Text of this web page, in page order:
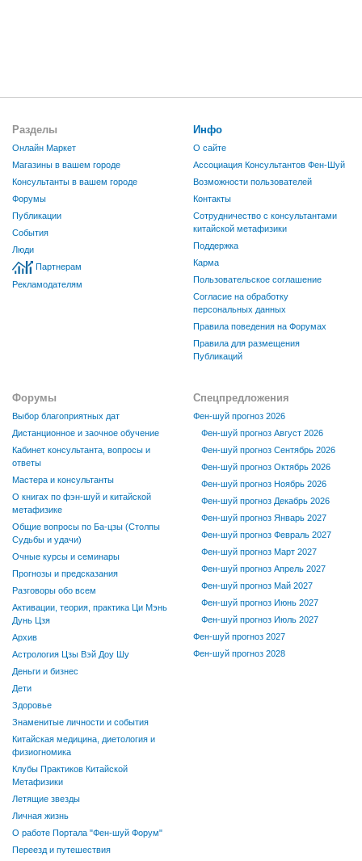
Разделы
Онлайн Маркет
Магазины в вашем городе
Консультанты в вашем городе
Форумы
Публикации
События
Люди
Партнерам
Рекламодателям
Инфо
О сайте
Ассоциация Консультантов Фен-Шуй
Возможности пользователей
Контакты
Сотрудничество с консультантами
китайской метафизики
Поддержка
Карма
Пользовательское соглашение
Согласие на обработку
персональных данных
Правила поведения на Форумах
Правила для размещения
Публикаций
Форумы
Выбор благоприятных дат
Дистанционное и заочное обучение
Кабинет консультанта, вопросы и
ответы
Мастера и консультанты
О книгах по фэн-шуй и китайской
метафизике
Общие вопросы по Ба-цзы (Столпы
Судьбы и удачи)
Очные курсы и семинары
Прогнозы и предсказания
Разговоры обо всем
Активации, теория, практика Ци Мэнь
Дунь Цзя
Архив
Астрология Цзы Вэй Доу Шу
Деньги и бизнес
Дети
Здоровье
Знаменитые личности и события
Китайская медицина, диетология и
физиогномика
Клубы Практиков Китайской
Метафизики
Летящие звезды
Личная жизнь
О работе Портала "Фен-шуй Форум"
Переезд и путешествия
Спецпредложения
Фен-шуй прогноз 2026
Фен-шуй прогноз Август 2026
Фен-шуй прогноз Сентябрь 2026
Фен-шуй прогноз Октябрь 2026
Фен-шуй прогноз Ноябрь 2026
Фен-шуй прогноз Декабрь 2026
Фен-шуй прогноз Январь 2027
Фен-шуй прогноз Февраль 2027
Фен-шуй прогноз Март 2027
Фен-шуй прогноз Апрель 2027
Фен-шуй прогноз Май 2027
Фен-шуй прогноз Июнь 2027
Фен-шуй прогноз Июль 2027
Фен-шуй прогноз 2027
Фен-шуй прогноз 2028